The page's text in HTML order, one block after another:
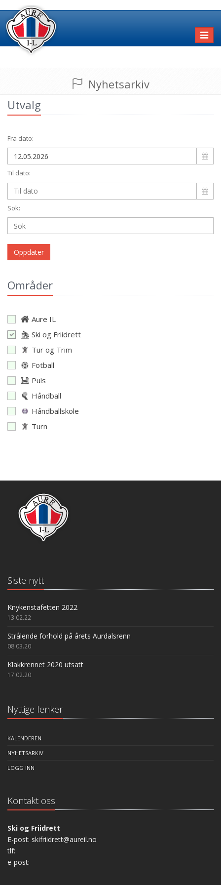
Nyhetsarkiv
Utvalg
Fra dato:
Til dato:
Sok:
Oppdater
Områder
Aure IL
Ski og Friidrett
Tur og Trim
Fotball
Puls
Håndball
Håndballskole
Turn
Siste nytt
Knykenstafetten 2022
13.02.22
Strålende forhold på årets Aurdalsrenn
08.03.20
Klakkrennet 2020 utsatt
17.02.20
Nyttige lenker
KALENDEREN
NYHETSARKIV
LOGG INN
Kontakt oss
Ski og Friidrett
E-post: skifriidrett@aureil.no
tlf:
e-post: